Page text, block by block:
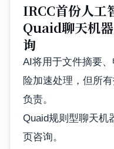
IRCC首份人工
Quaid聊天机
询
AI将用于文件摘要
险加速处理，但所
负责。
Quaid规则型聊天机
页咨询。